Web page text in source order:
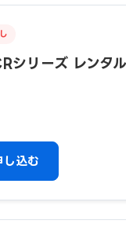
シリーズ レンタ
し込む